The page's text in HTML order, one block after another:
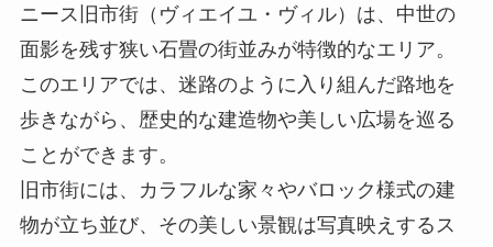
ニース旧市街（ヴィエイユ・ヴィル）は、中世の
面影を残す狭い石畳の街並みが特徴的なエリア。
このエリアでは、迷路のように入り組んだ路地を
歩きながら、歴史的な建造物や美しい広場を巡る
ことができます。
旧市街には、カラフルな家々やバロック様式の建
物が立ち並び、その美しい景観は写真映えするス